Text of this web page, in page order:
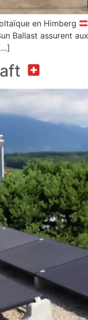
en Himberg
Ballast assurent